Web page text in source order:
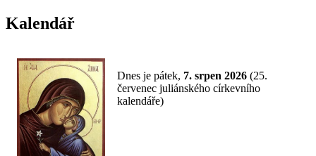
Kalendář
Dnes je pátek, 7. srpen 2026 (25.
červenec juliánského církevního
kalendáře)